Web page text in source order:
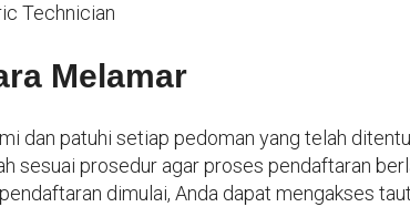
Technician
Melamar
dan patuhi setiap pedoman yang telah
sesuai prosedur agar proses pendaftaran
dimulai, Anda dapat mengakses